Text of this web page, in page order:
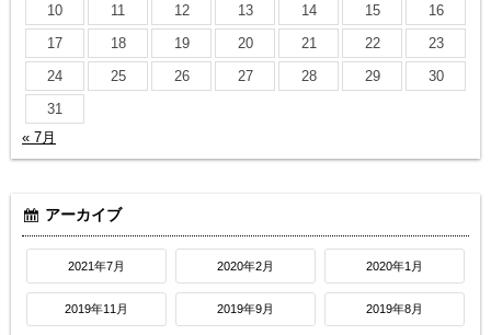
10
11 12 13 14 15
16
17
18 19 20 21 22
23
24
25 26 27 28 29
30
31
« 7月
アーカイブ
2021年7月 2020年2月 2020年1月
2019年11月 2019年9月 2019年8月